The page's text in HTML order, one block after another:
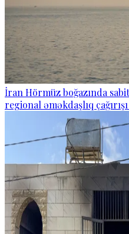
İran Hörmüz boğazında
regional əməkdaşlıq